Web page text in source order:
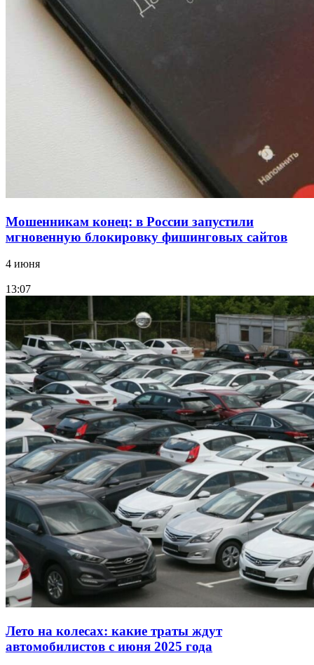
Сладкий праздник в Волгограде: в Центральном
парке прошёл фестиваль „Арбузный переполох“
Волгоградские компании нарастили экспорт:
заключены контракты на 3,6 млн долларов
Мошенникам конец: в России запустили
мгновенную блокировку фишинговых сайтов
4 июня
13:07
Лето на колесах: какие траты ждут
автомобилистов с июня 2025 года